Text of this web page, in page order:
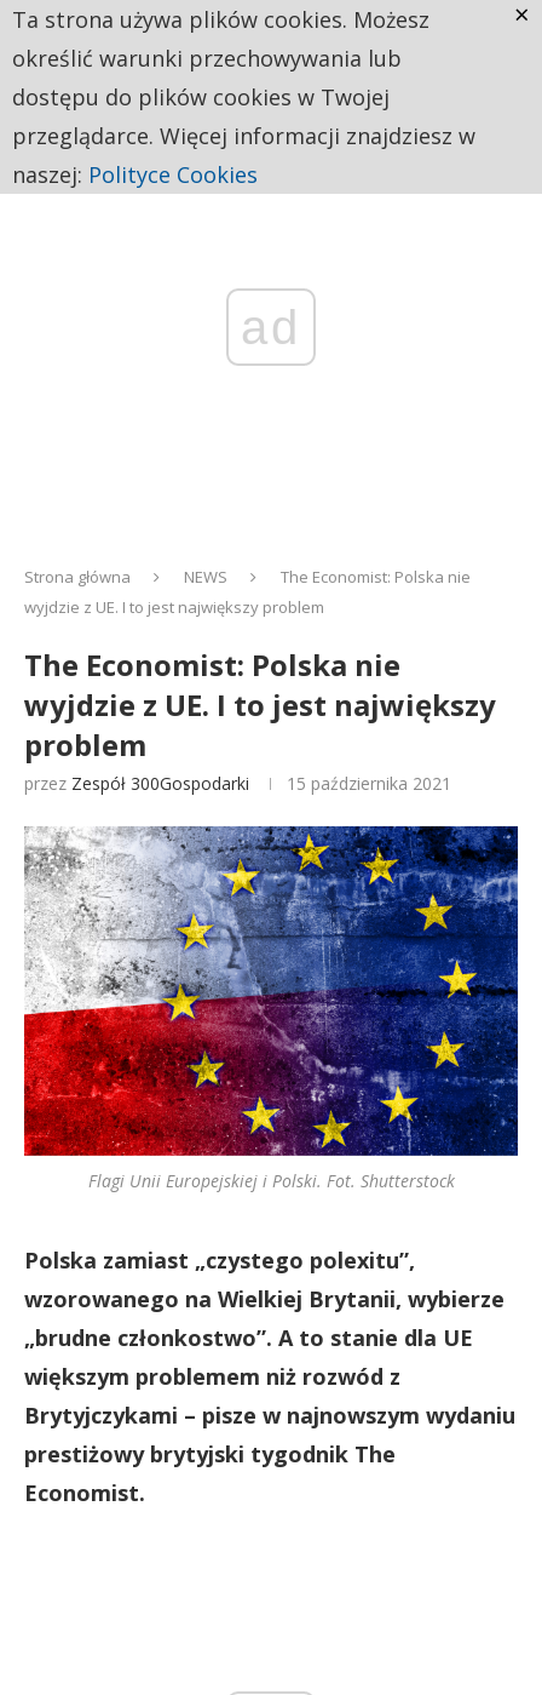
ad
Strona główna NEWS
The Economist: Polska nie
wyjdzie z UE. I to jest największy problem
The Economist: Polska nie
wyjdzie z UE. I to jest największy
problem
przez Zespół 300Gospodarki 15 października 2021
Flagi Unii Europejskiej i Polski. Fot. Shutterstock
Polska zamiast „czystego polexitu”,
wzorowanego na Wielkiej Brytanii, wybierze
„brudne członkostwo”. A to stanie dla UE
większym problemem niż rozwód z
Brytyjczykami – pisze w najnowszym wydaniu
prestiżowy brytyjski tygodnik The
Economist.
Ta strona używa plików cookies. Możesz
określić warunki przechowywania lub
dostępu do plików cookies w Twojej
przeglądarce. Więcej informacji znajdziesz w
naszej: Polityce Cookies
×